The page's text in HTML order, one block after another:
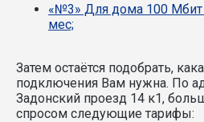
«№3» Для дома 100
мес;
Затем остаётся подобрать,
подключения Вам нужна. По
Задонский проезд 14 к1,
спросом следующие тарифы: